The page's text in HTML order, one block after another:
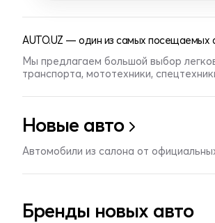
AUTO.UZ — один из самых посещаемых
Мы предлагаем большой выбор
транспорта, мототехники,
Новые авто
Автомобили из салона от
Бренды новых авто